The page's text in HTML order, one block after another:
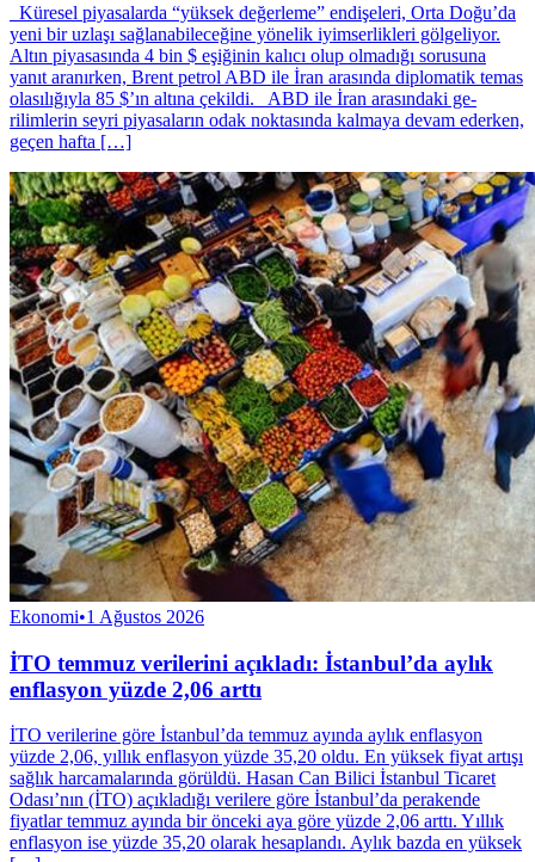
Küresel piyasalarda “yüksek değerleme” endişeleri, Orta Doğu’da
yeni bir uzlaşı sağlanabileceğine yönelik iyimserlikleri gölgeliyor.
Altın piyasasında 4 bin $ eşiğinin kalıcı olup olmadığı sorusuna
yanıt aranırken, Brent petrol ABD ile İran arasında diplomatik temas
olasılığıyla 85 $’ın altına çekildi. ABD ile İran arasındaki ge­
rilimlerin seyri piyasala­rın odak noktasında kal­maya devam ederken,
geçen haf­ta […]
Ekonomi•1 Ağustos 2026
İTO temmuz verilerini açıkladı: İstanbul’da aylık
enflasyon yüzde 2,06 arttı
İTO verilerine göre İstanbul’da temmuz ayında aylık enflasyon
yüzde 2,06, yıllık enflasyon yüzde 35,20 oldu. En yüksek fiyat artışı
sağlık harcamalarında görüldü. Hasan Can Bilici İstanbul Ticaret
Odası’nın (İTO) açıkladığı verilere göre İstanbul’da perakende
fiyatlar temmuz ayında bir önceki aya göre yüzde 2,06 arttı. Yıllık
enflasyon ise yüzde 35,20 olarak hesaplandı. Aylık bazda en yüksek